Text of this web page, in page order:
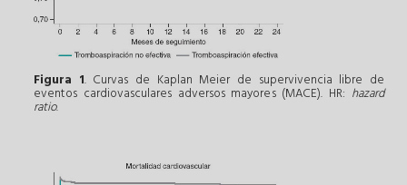
Figura 1. Curvas de Kaplan Meier de supervivencia libre de
eventos cardiovasculares adversos mayores (MACE). HR: hazard
ratio.